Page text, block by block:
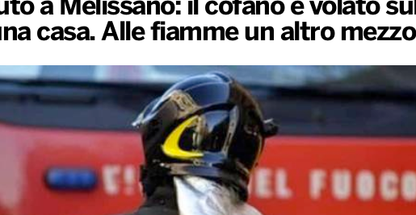
a Melissano: il cofano è volato sul
casa. Alle fiamme un altro mezzo